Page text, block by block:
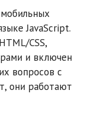
JavaScript.
CSS,
и включен
вопросов с
они работают